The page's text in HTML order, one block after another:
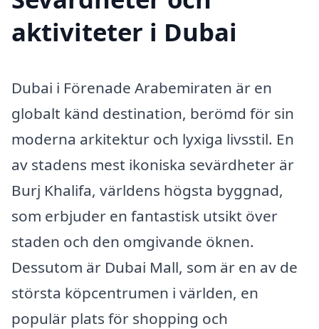
aktiviteter i Dubai
Dubai i Förenade Arabemiraten är en
globalt känd destination, berömd för sin
moderna arkitektur och lyxiga livsstil. En
av stadens mest ikoniska sevärdheter är
Burj Khalifa, världens högsta byggnad,
som erbjuder en fantastisk utsikt över
staden och den omgivande öknen.
Dessutom är Dubai Mall, som är en av de
största köpcentrumen i världen, en
populär plats för shopping och